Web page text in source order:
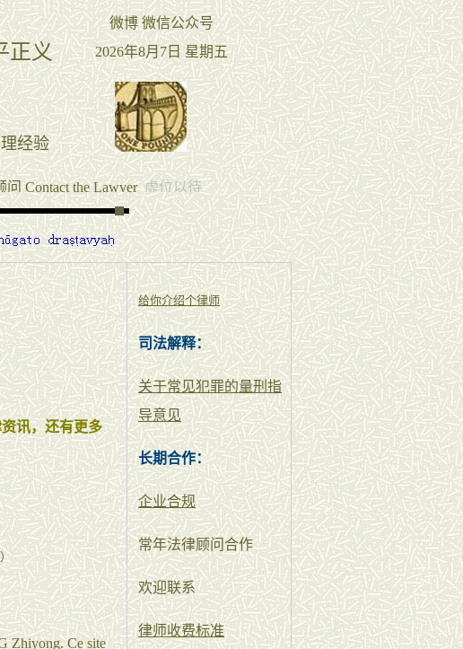
讯，还有更多
Zhiyong. Ce site
给你介绍个律师
司法解释：
关于常见犯罪的量刑指
导意见
长期合作：
企业合规
常年法律顾问合作
欢迎联系
律师收费标准